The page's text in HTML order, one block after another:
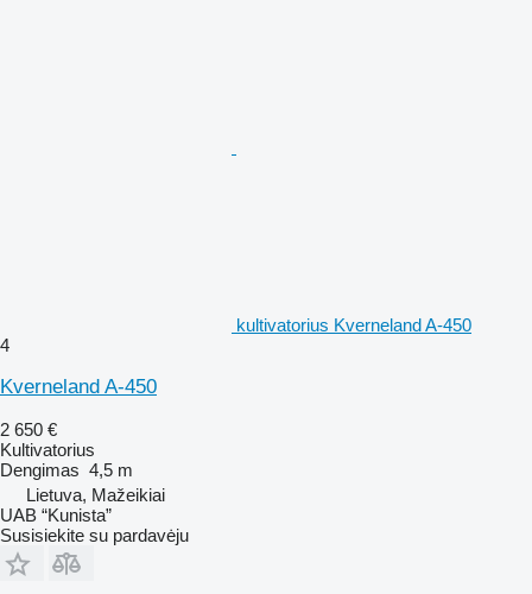
kultivatorius Kverneland A-450
4
Kverneland A-450
2 650 €
Kultivatorius
Dengimas 4,5 m
Lietuva, Mažeikiai
UAB “Kunista”
Susisiekite su pardavėju